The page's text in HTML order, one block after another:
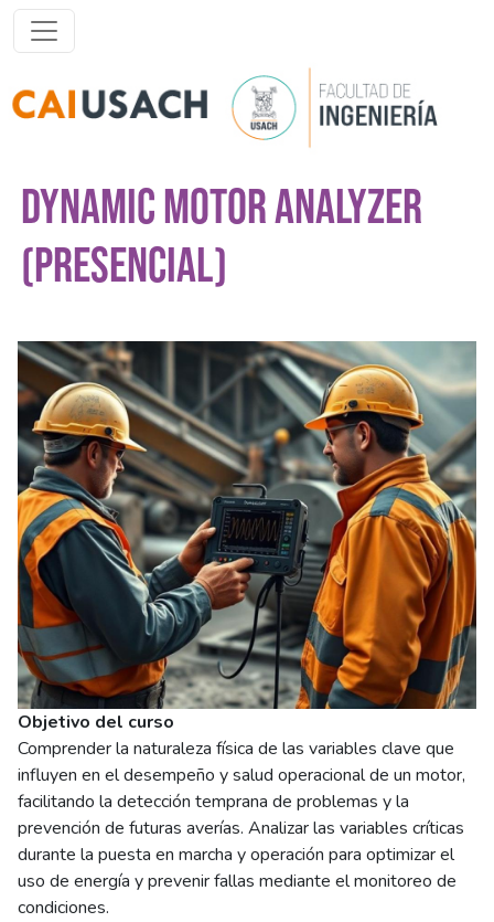
Pasar al contenido principal
DYNAMIC MOTOR ANALYZER
(PRESENCIAL)
Imagen del curso
Objetivo del curso
Comprender la naturaleza física de las variables clave que
influyen en el desempeño y salud operacional de un motor,
facilitando la detección temprana de problemas y la
prevención de futuras averías. Analizar las variables críticas
durante la puesta en marcha y operación para optimizar el
uso de energía y prevenir fallas mediante el monitoreo de
condiciones.